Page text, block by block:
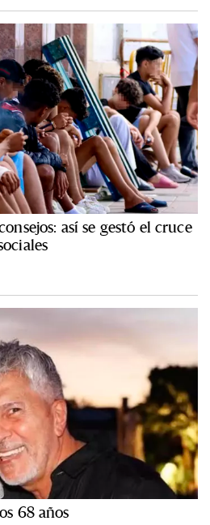
así se gestó el cruce
68 años